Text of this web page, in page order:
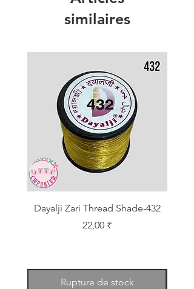
similaires
Dayalji Zari Thread Shade-432
Prix
22,00 ₹
Rupture de stock